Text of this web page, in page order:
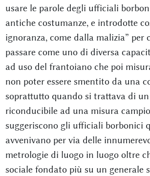
usare le parole degli ufficiali
antiche costumanze, e introdotte
ignoranza, come dalla malizia” per
passare come uno di diversa
ad uso del frantoiano che poi
non poter essere smentito da una
soprattutto quando si trattava di
riconducibile ad una misura
suggeriscono gli ufficiali borbonici
avvenivano per via delle
metrologie di luogo in luogo oltre
sociale fondato più su un generale